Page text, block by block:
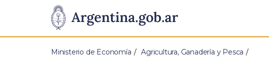
Presidencia
de
Pasar al contenido principal
Ministerio de Economía Agricultura, Ganadería y Pesca